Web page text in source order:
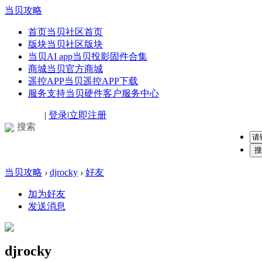
当贝攻略
首页当贝社区首页
版块当贝社区版块
当贝AI app当贝投影固件合集
商城当贝官方商城
遥控APP当贝遥控APP下载
服务支持当贝硬件客户服务中心
搜索
| 登录|立即注册
当贝攻略 › djrocky › 好友
加为好友
发送消息
djrocky